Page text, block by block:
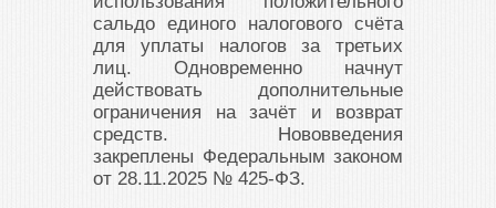
сальдо единого налогового счёта
для уплаты налогов за третьих
лиц. Одновременно начнут
действовать дополнительные
ограничения на зачёт и возврат
средств. Нововведения
закреплены Федеральным законом
от 28.11.2025 № 425-ФЗ.